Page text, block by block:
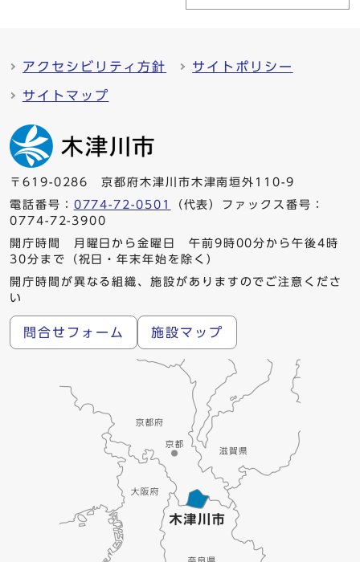
アクセシビリティ方針 サイトポリシー
サイトマップ
〒619-0286 京都府木津川市木津南垣外110-9
電話番号： 0774-72-0501
（代表）ファックス番号：
0774-72-3900
開庁時間 月曜日から金曜日 午前9時00分から午後4時
30分まで（祝日・年末年始を除く）
開庁時間が異なる組織、施設がありますのでご注意くださ
い
問合せフォーム 施設マップ